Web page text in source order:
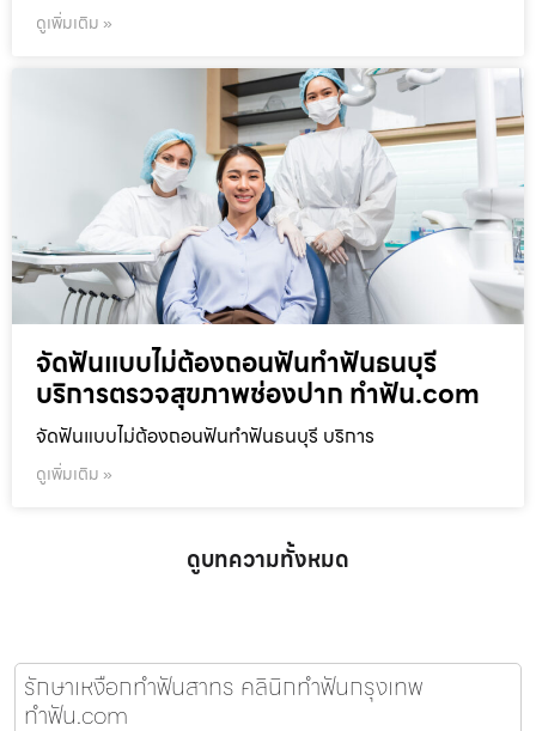
ดูเพิ่มเติม »
จัดฟันแบบไม่ต้องถอนฟันทำฟันธนบุรี
บริการตรวจสุขภาพช่องปาก ทำฟัน.com
จัดฟันแบบไม่ต้องถอนฟันทำฟันธนบุรี บริการ
ดูเพิ่มเติม »
ดูบทความทั้งหมด
รักษาเหงือกทำฟันสาทร คลินิกทำฟันกรุงเทพ
ทำฟัน.com